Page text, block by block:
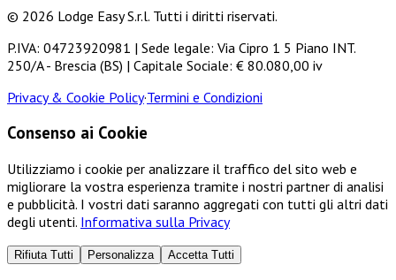
© 2026 Lodge Easy S.r.l. Tutti i diritti riservati.
P.IVA: 04723920981 | Sede legale: Via Cipro 1 5 Piano INT.
250/A - Brescia (BS) | Capitale Sociale: € 80.080,00 iv
Privacy & Cookie Policy·Termini e Condizioni
Consenso ai Cookie
Utilizziamo i cookie per analizzare il traffico del sito web e
migliorare la vostra esperienza tramite i nostri partner di analisi
e pubblicità. I vostri dati saranno aggregati con tutti gli altri dati
degli utenti. Informativa sulla Privacy
Rifiuta Tutti Personalizza Accetta Tutti